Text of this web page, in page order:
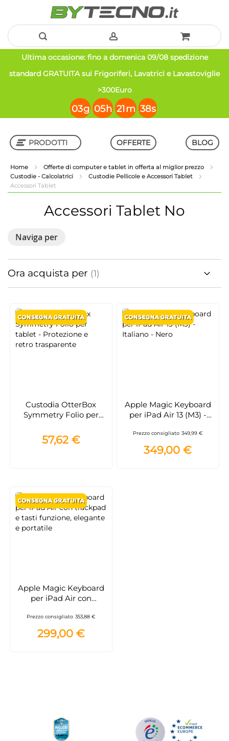
Salta
al
Ultima occasione: fino a domenica 09/08 spedizione
standard GRATUITA sui Frigoriferi, Lavatrici e Lavastoviglie
>300Euro
03g 05h 21m 38s
PRODOTTI
Shop in Shop
OFFERTE BLOG
Home
Offerte di computer e tablet in offerta al miglior prezzo
Custodie - Calcolatrici
Custodie Pellicole e Accessori Tablet
Accessori Tablet
Accessori Tablet No
Custodia OtterBox
Symmetry Folio per
retro trasparente
57,62 €
Apple Magic Keyboard
per iPad Air 13 (M3) -
Prezzo consigliato 349,99 €
349,00 €
Apple Magic Keyboard
per iPad Air con
funzione, elegante e
portatile
Prezzo consigliato 353,88 €
299,00 €
Naviga per
Ora acquista per